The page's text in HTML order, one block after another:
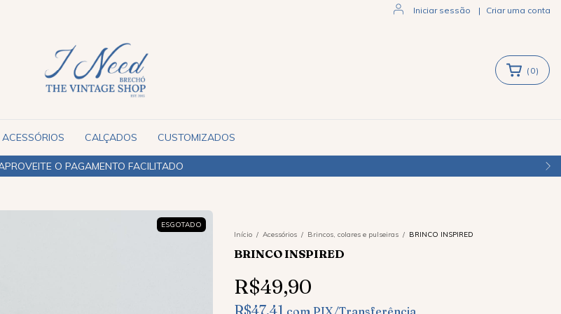
Iniciar sessão | Criar uma conta
ENVIAMOS PARA TODO O
( 0)
ACESSÓRIOS CALÇADOS CUSTOMIZADOS
ESGOTADO
Início / Acessórios / Brincos, colares e pulseiras / BRINCO INSPIRED
BRINCO INSPIRED
R$49,90
R$47,41 com PIX/Transferência